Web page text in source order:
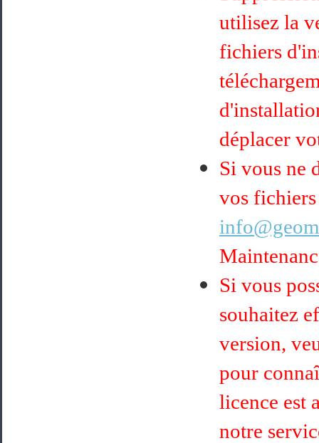
utilisez la
fichiers
déplacer
Si vous ne
vos
Si vous
souhaitez
version,
pour
licence est
notre